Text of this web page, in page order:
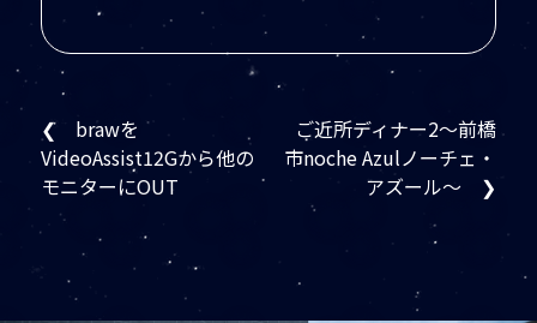
❮ brawを
VideoAssist12Gから他の
モニターにOUT
ご近所ディナー2～前橋
市noche Azulノーチェ・
アズール～ ❯